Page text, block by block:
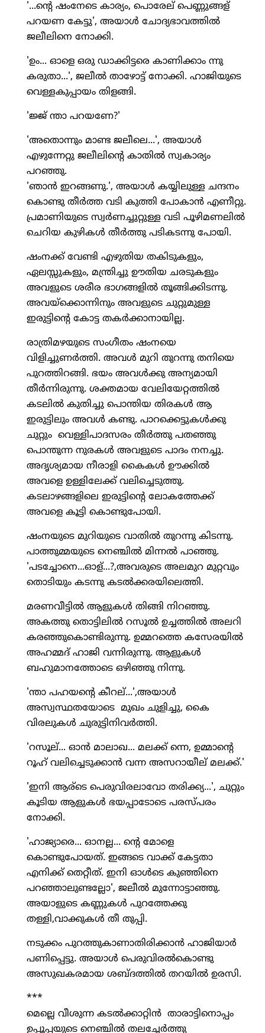
'...ന്റെ ഷംനേടെ കാര്യം, പൊരേല് പെണ്ണുങ്ങള്
പറയണ കേട്ടു', അയാള്‍ ചോദ്യഭാവത്തില്‍
ജലീലിനെ നോക്കി.
'ഉം... ഓളെ ഒരു ഡാക്കിട്ടരെ കാണിക്കാം ന്നു
കരുതാ...', ജലീല്‍ താഴോട്ട് നോക്കി. ഹാജിയുടെ
വെള്ളകുപ്പായം തിളങ്ങി.
'ജ്ജ് ന്താ പറയണേ?'
'അതൊന്നും മാണ്ട ജലീലെ...', അയാള്‍
എഴുന്നേറ്റു ജലീലിന്റെ കാതില്‍ സ്വകാര്യം
പറഞ്ഞു.
'ഞാന്‍ ഇറങ്ങണു.', അയാള്‍ കയ്യിലുള്ള ചന്ദനം
കൊണ്ടു തീര്‍ത്ത വടി കുത്തി പോകാന്‍ എണീറ്റു.
പ്രമാണിയുടെ സ്വര്‍ണച്ചുറ്റുള്ള വടി പൂഴിമണലില്‍
ചെറിയ കുഴികള്‍ തീര്‍ത്തു പടികടന്നു പോയി.
ഷംനക്ക് വേണ്ടി എഴുതിയ തകിടുകളും,
ഏലസ്സുകളും, മന്ത്രിച്ചു ഊതിയ ചരടുകളും
അവളുടെ ശരീര ഭാഗങ്ങളില്‍ തൂങ്ങിക്കിടന്നു.
അവയ്‌ക്കൊന്നിനും അവളുടെ ചുറ്റുമുള്ള
ഇരുട്ടിന്റെ കോട്ട തകര്‍ക്കാനായില്ല.
രാത്രിമഴയുടെ സംഗീതം ഷംനയെ
വിളിച്ചുണര്‍ത്തി. അവള്‍ മുറി തുറന്നു തനിയെ
പുറത്തിറങ്ങി. ഭയം അവള്‍ക്കു അന്യമായി
തീര്‍ന്നിരുന്നു. ശക്തമായ വേലിയേറ്റത്തില്‍
കടലില്‍ കുതിച്ചു പൊന്തിയ തിരകള്‍ ആ
ഇരുട്ടിലും അവള്‍ കണ്ടു. പാറക്കെട്ടുകള്‍ക്കു
ചുറ്റും വെള്ളിപാദസരം തീര്‍ത്തു പതഞ്ഞു
പൊന്തുന്ന നുരകള്‍ അവളുടെ പാദം നനച്ചു.
അദൃശ്യമായ നീരാളി കൈകള്‍ ഊക്കില്‍
അവളെ ഉള്ളിലേക്ക് വലിച്ചെടുത്തു.
കടലാഴങ്ങളിലെ ഇരുട്ടിന്റെ ലോകത്തേക്ക്
അവളെ കൂട്ടി കൊണ്ടുപോയി.
ഷംനയുടെ മുറിയുടെ വാതില്‍ തുറന്നു കിടന്നു.
പാത്തുമ്മയുടെ നെഞ്ചില്‍ മിന്നല്‍ പാഞ്ഞു.
'പടച്ചോനെ...ഓള്...?,അവരുടെ അലമുറ മുറ്റവും
തൊടിയും കടന്നു കടല്‍ക്കരയിലെത്തി.
മരണവീട്ടില്‍ ആളുകള്‍ തിങ്ങി നിറഞ്ഞു.
അകത്തു തൊട്ടിലില്‍ റസൂല്‍ ഉച്ചത്തില്‍ അലറി
കരഞ്ഞുകൊണ്ടിരുന്നു. ഉമ്മറത്തെ കസേരയില്‍
അഹമ്മദ് ഹാജി വന്നിരുന്നു. ആളുകള്‍
ബഹുമാനത്തോടെ ഒഴിഞ്ഞു നിന്നു.
'ന്താ പഹയന്റെ കീറല്...',അയാള്‍
അസ്വസ്ഥതയോടെ മുഖം ചുളിച്ചു, കൈ
വിരലുകള്‍ ചുരുട്ടിനിവര്‍ത്തി.
'റസൂല്... ഓന്‍ മാലാഖ... മലക്ക് ന്നെ, ഉമ്മാന്റെ
റൂഹ് വലിച്ചെടുക്കാന്‍ വന്ന അസറായീല് മലക്ക്.'
'ഇനി ആര്‌ടെ പെരുവിരലാവോ തരിക്ക്യ...', ചുറ്റും
കൂടിയ ആളുകള്‍ ഭയപ്പാടോടെ പരസ്പരം
നോക്കി.
'ഹാജ്യാരെ... ഓനല്ല... ന്റെ മോളെ
കൊണ്ടുപോയത്. ഇങ്ങടെ വാക്ക് കേട്ടതാ
എനിക്ക് തെറ്റീത്. ഇനി ഓള്‍ടെ കുഞ്ഞിനെ
പറഞ്ഞാലുണ്ടല്ലോ', ജലീല്‍ മുന്നോട്ടാഞ്ഞു.
അയാളുടെ കണ്ണുകള്‍ പുറത്തേക്കു
തള്ളി,വാക്കുകള്‍ തീ തുപ്പി.
നടുക്കം പുറത്തുകാണാതിരിക്കാന്‍ ഹാജിയാര്‍
പണിപ്പെട്ടു. അയാള്‍ പെരുവിരല്‍കൊണ്ടു
അസുഖകരമായ ശബ്ദത്തില്‍ തറയില്‍ ഉരസി.
***
മെല്ലെ വീശുന്ന കടല്‍ക്കാറ്റിന്‍ താരാട്ടിനൊപ്പം
ഉപ്പൂപ്പയുടെ നെഞ്ചില്‍ തലച്ചേര്‍ത്തു